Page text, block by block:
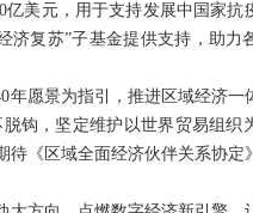
美元，用于支持发展中国家抗
济复苏”子基金提供支持，助力
愿景为指引，推进区域经济一
钩，坚定维护以世界贸易组织
《区域全面经济伙伴关系协定